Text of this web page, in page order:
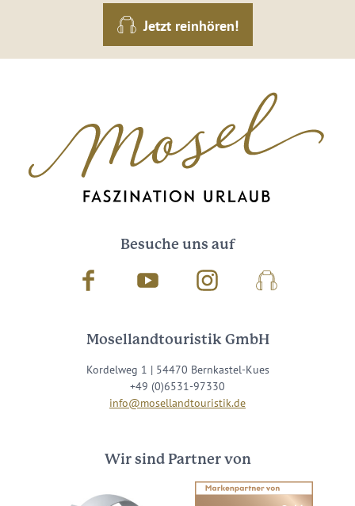
Jetzt reinhören!
Besuche uns auf
Facebook Youtube InstagramPodcast
Mosellandtouristik GmbH
Kordelweg 1 | 54470 Bernkastel-Kues
+49 (0)6531-97330
info@mosellandtouristik.de
Wir sind Partner von